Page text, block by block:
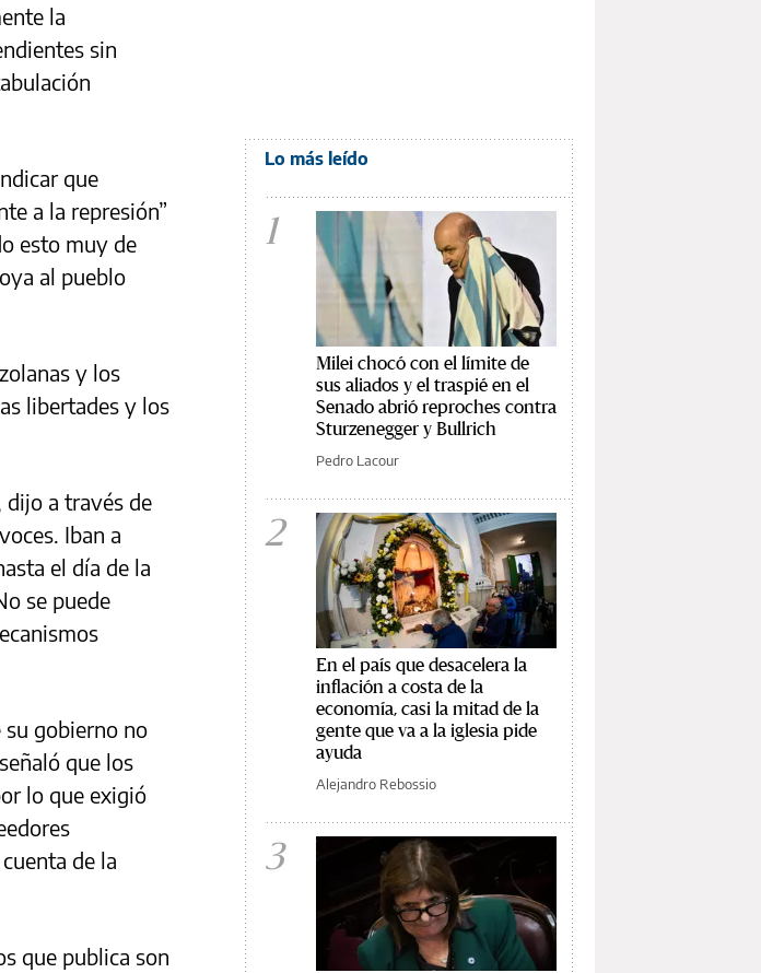
la
sin
que
a la represión”
esto muy de
al pueblo
y los
libertades y los
dijo a través de
Iban a
el día de la
se puede
gobierno no
que los
lo que exigió
de la
que publica son
Lo más leído
1
Milei chocó con el límite de
sus aliados y el traspié en el
Senado abrió reproches contra
Sturzenegger y Bullrich
Pedro Lacour
2
En el país que desacelera la
inflación a costa de la
economía, casi la mitad de la
gente que va a la iglesia pide
ayuda
Alejandro Rebossio
3